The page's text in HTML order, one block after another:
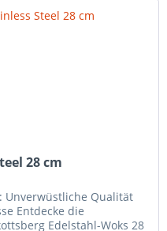
28 cm
Unverwüstliche Qualität
Entdecke die
Edelstahl-Woks 28